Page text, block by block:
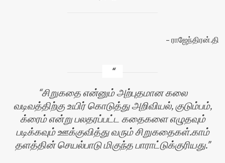
ராஜேந்திரன்.தி
சிறுகதை என்னும் அற்புதமான கலை
வடிவத்திற்கு உயிர் கொடுத்து அறிவியல், குடும்பம்,
க்ரைம் என்று பலதரப்பட்ட கதைகளை எழுதவும்
படிக்கவும் ஊக்குவித்து வரும் சிறுகதைகள்.காம்
தளத்தின் செயல்பாடு மிகுந்த பாராட்டுக்குரியது.